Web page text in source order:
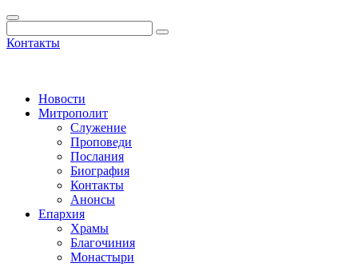
Контакты
Новости
Митрополит
Служение
Проповеди
Послания
Биография
Контакты
Анонсы
Епархия
Храмы
Благочиния
Монастыри